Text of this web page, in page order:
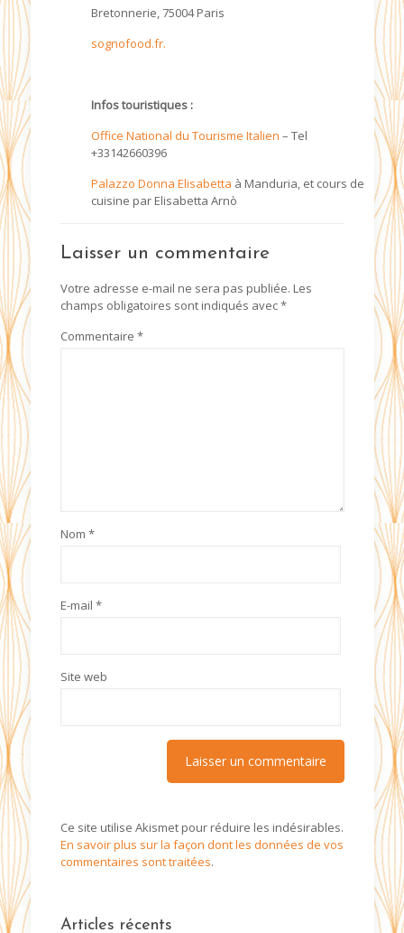
Bretonnerie, 75004 Paris
sognofood.fr.
Infos touristiques :
Office National du Tourisme Italien – Tel
+33142660396
Palazzo Donna Elisabetta à Manduria, et cours de
cuisine par Elisabetta Arnò
Laisser un commentaire
Votre adresse e-mail ne sera pas publiée. Les
champs obligatoires sont indiqués avec*
Commentaire *
Nom *
E-mail *
Site web
Ce site utilise Akismet pour réduire les indésirables.
En savoir plus sur la façon dont les données de vos
commentaires sont traitées.
Articles récents